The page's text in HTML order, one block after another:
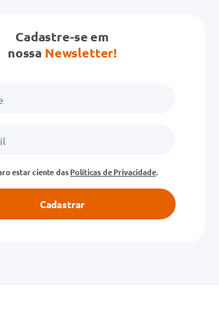
Cadastre-se em
nossa Newsletter!
estar ciente dasPolíticas de Privacidade.
Cadastrar